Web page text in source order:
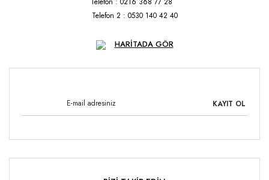
Telefon 2 : 0530 140 42 40
HARİTADA GÖR
KAYIT OL